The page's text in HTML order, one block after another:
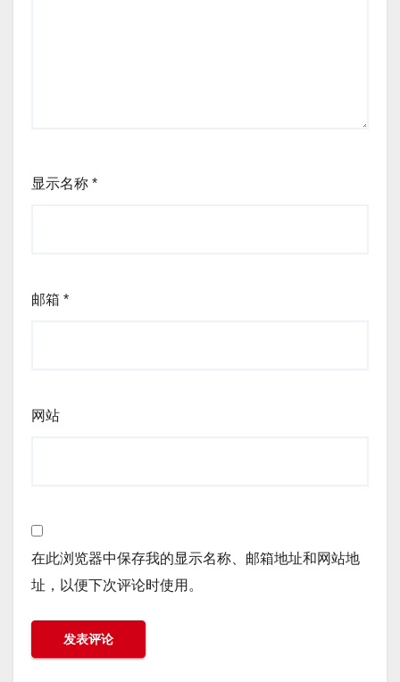
显示名称 *
邮箱 *
网站
在此浏览器中保存我的显示名称、邮箱地址和网站地
址，以便下次评论时使用。